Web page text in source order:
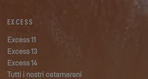
EXCESS
Excess 11
Excess 13
Excess 14
Tutti i nostri catamarani